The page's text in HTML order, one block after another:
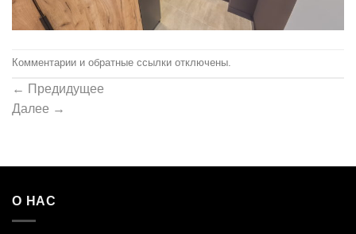
Комментарии и обратные ссылки отключены.
← Предидущее
Далее →
О НАС